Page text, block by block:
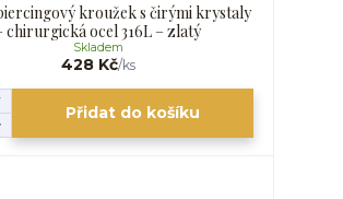
kroužek s čirými krystaly
chirurgická ocel 316L – zlatý
428 Kč/ks
Skladem
Přidat do košíku